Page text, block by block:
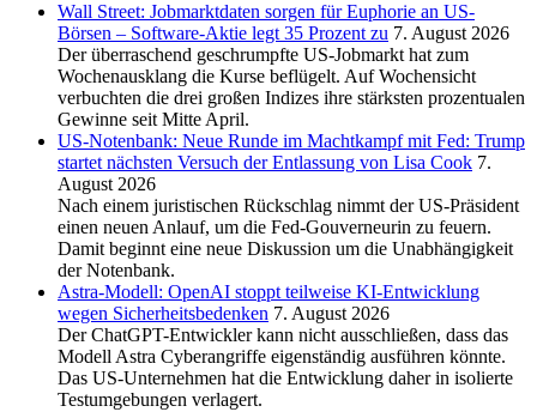
Wall Street: Jobmarktdaten sorgen für Euphorie an US-
Börsen – Software-Aktie legt 35 Prozent zu 7. August 2026
Der überraschend geschrumpfte US-Jobmarkt hat zum
Wochenausklang die Kurse beflügelt. Auf Wochensicht
verbuchten die drei großen Indizes ihre stärksten prozentualen
Gewinne seit Mitte April.
US-Notenbank: Neue Runde im Machtkampf mit Fed: Trump
startet nächsten Versuch der Entlassung von Lisa Cook 7.
August 2026
Nach einem juristischen Rückschlag nimmt der US-Präsident
einen neuen Anlauf, um die Fed-Gouverneurin zu feuern.
Damit beginnt eine neue Diskussion um die Unabhängigkeit
der Notenbank.
Astra-Modell: OpenAI stoppt teilweise KI-Entwicklung
wegen Sicherheitsbedenken 7. August 2026
Der ChatGPT-Entwickler kann nicht ausschließen, dass das
Modell Astra Cyberangriffe eigenständig ausführen könnte.
Das US-Unternehmen hat die Entwicklung daher in isolierte
Testumgebungen verlagert.